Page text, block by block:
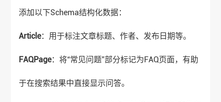
添加以下Schema结构化数据：
Article：用于标注文章标题、作者、发布日期等。
FAQPage：将“常见问题”部分标记为FAQ页面，有助
于在搜索结果中直接显示问答。